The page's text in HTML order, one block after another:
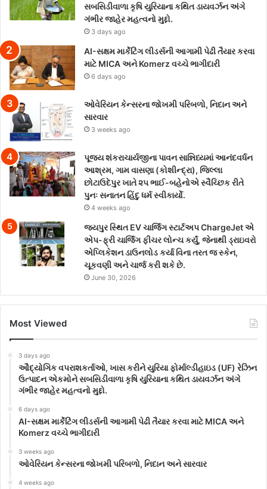
સબસિડીવાળા કૃષિ યુરિયાના કથિત ડાયવર્ઝન અંગે
ગંભીર જાહેર મહત્વનો મુદ્દો.
3 days ago
AI-સક્ષમ માર્કેટિંગ લીડર્સની આગામી પેઢી તૈયાર કરવા
માટે MICA અને Komerz વચ્ચે ભાગીદારી
6 days ago
ઓવેરિયન કેન્સરના જોખમી પરિબળો, નિદાન અને
સારવાર
3 weeks ago
પૂજ્ય શંકરાચાર્યજીના પાવન સાન્નિધ્યમાં આનંદવર્ધન
આશ્રમ, ગામ વાસણા (કોશીન્દ્રા), જિલ્લા
છોટાઉદેપુર ખાતે ૨૫ ભાઈ-બહેનોએ સ્વૈચ્છિક રીતે
પુનઃ સનાતન હિંદુ ધર્મ સ્વીકાર્યો.
4 weeks ago
જયપુર સ્થિત EV ચાર્જિંગ સ્ટાર્ટઅપ ChargeJet એ
એપ-ફ્રી ચાર્જિંગ ફીચર લોન્ચ કર્યું, જેનાથી ડ્રાઇવરો
એપ્લિકેશન ડાઉનલોડ કર્યા વિના તરત જ સ્કેન,
ચૂકવણી અને ચાર્જ કરી શકે છે.
June 30, 2026
Most Viewed
3 days ago
ઔદ્યોગિક વપરાશકર્તાઓ, ખાસ કરીને યુરિયા ફોર્માલ્ડીહાઇડ (UF) રેઝિન
ઉત્પાદન એકમોને સબસિડીવાળા કૃષિ યુરિયાના કથિત ડાયવર્ઝન અંગે
ગંભીર જાહેર મહત્વનો મુદ્દો.
6 days ago
AI-સક્ષમ માર્કેટિંગ લીડર્સની આગામી પેઢી તૈયાર કરવા માટે MICA અને
Komerz વચ્ચે ભાગીદારી
3 weeks ago
ઓવેરિયન કેન્સરના જોખમી પરિબળો, નિદાન અને સારવાર
4 weeks ago